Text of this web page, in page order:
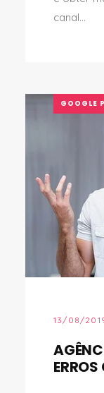
canal...
GOOGLE
13/08/